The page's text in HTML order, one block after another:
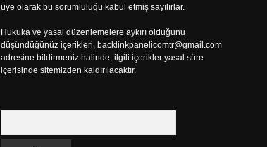
üye olarak bu sorumluluğu kabul etmiş sayılırlar.
Hukuka ve yasal düzenlemelere aykırı olduğunu
düşündüğünüz içerikleri, backlinkpanelicomtr@gmail.com
adresine bildirmeniz halinde, ilgili içerikler yasal süre
içerisinde sitemizden kaldırılacaktır.